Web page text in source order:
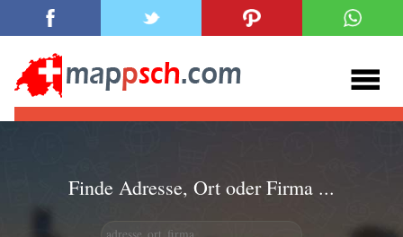
Finde Adresse, Ort oder Firma ...